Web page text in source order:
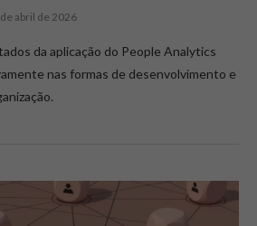
abril de 2026
da aplicação do People Analytics
nas formas de desenvolvimento e